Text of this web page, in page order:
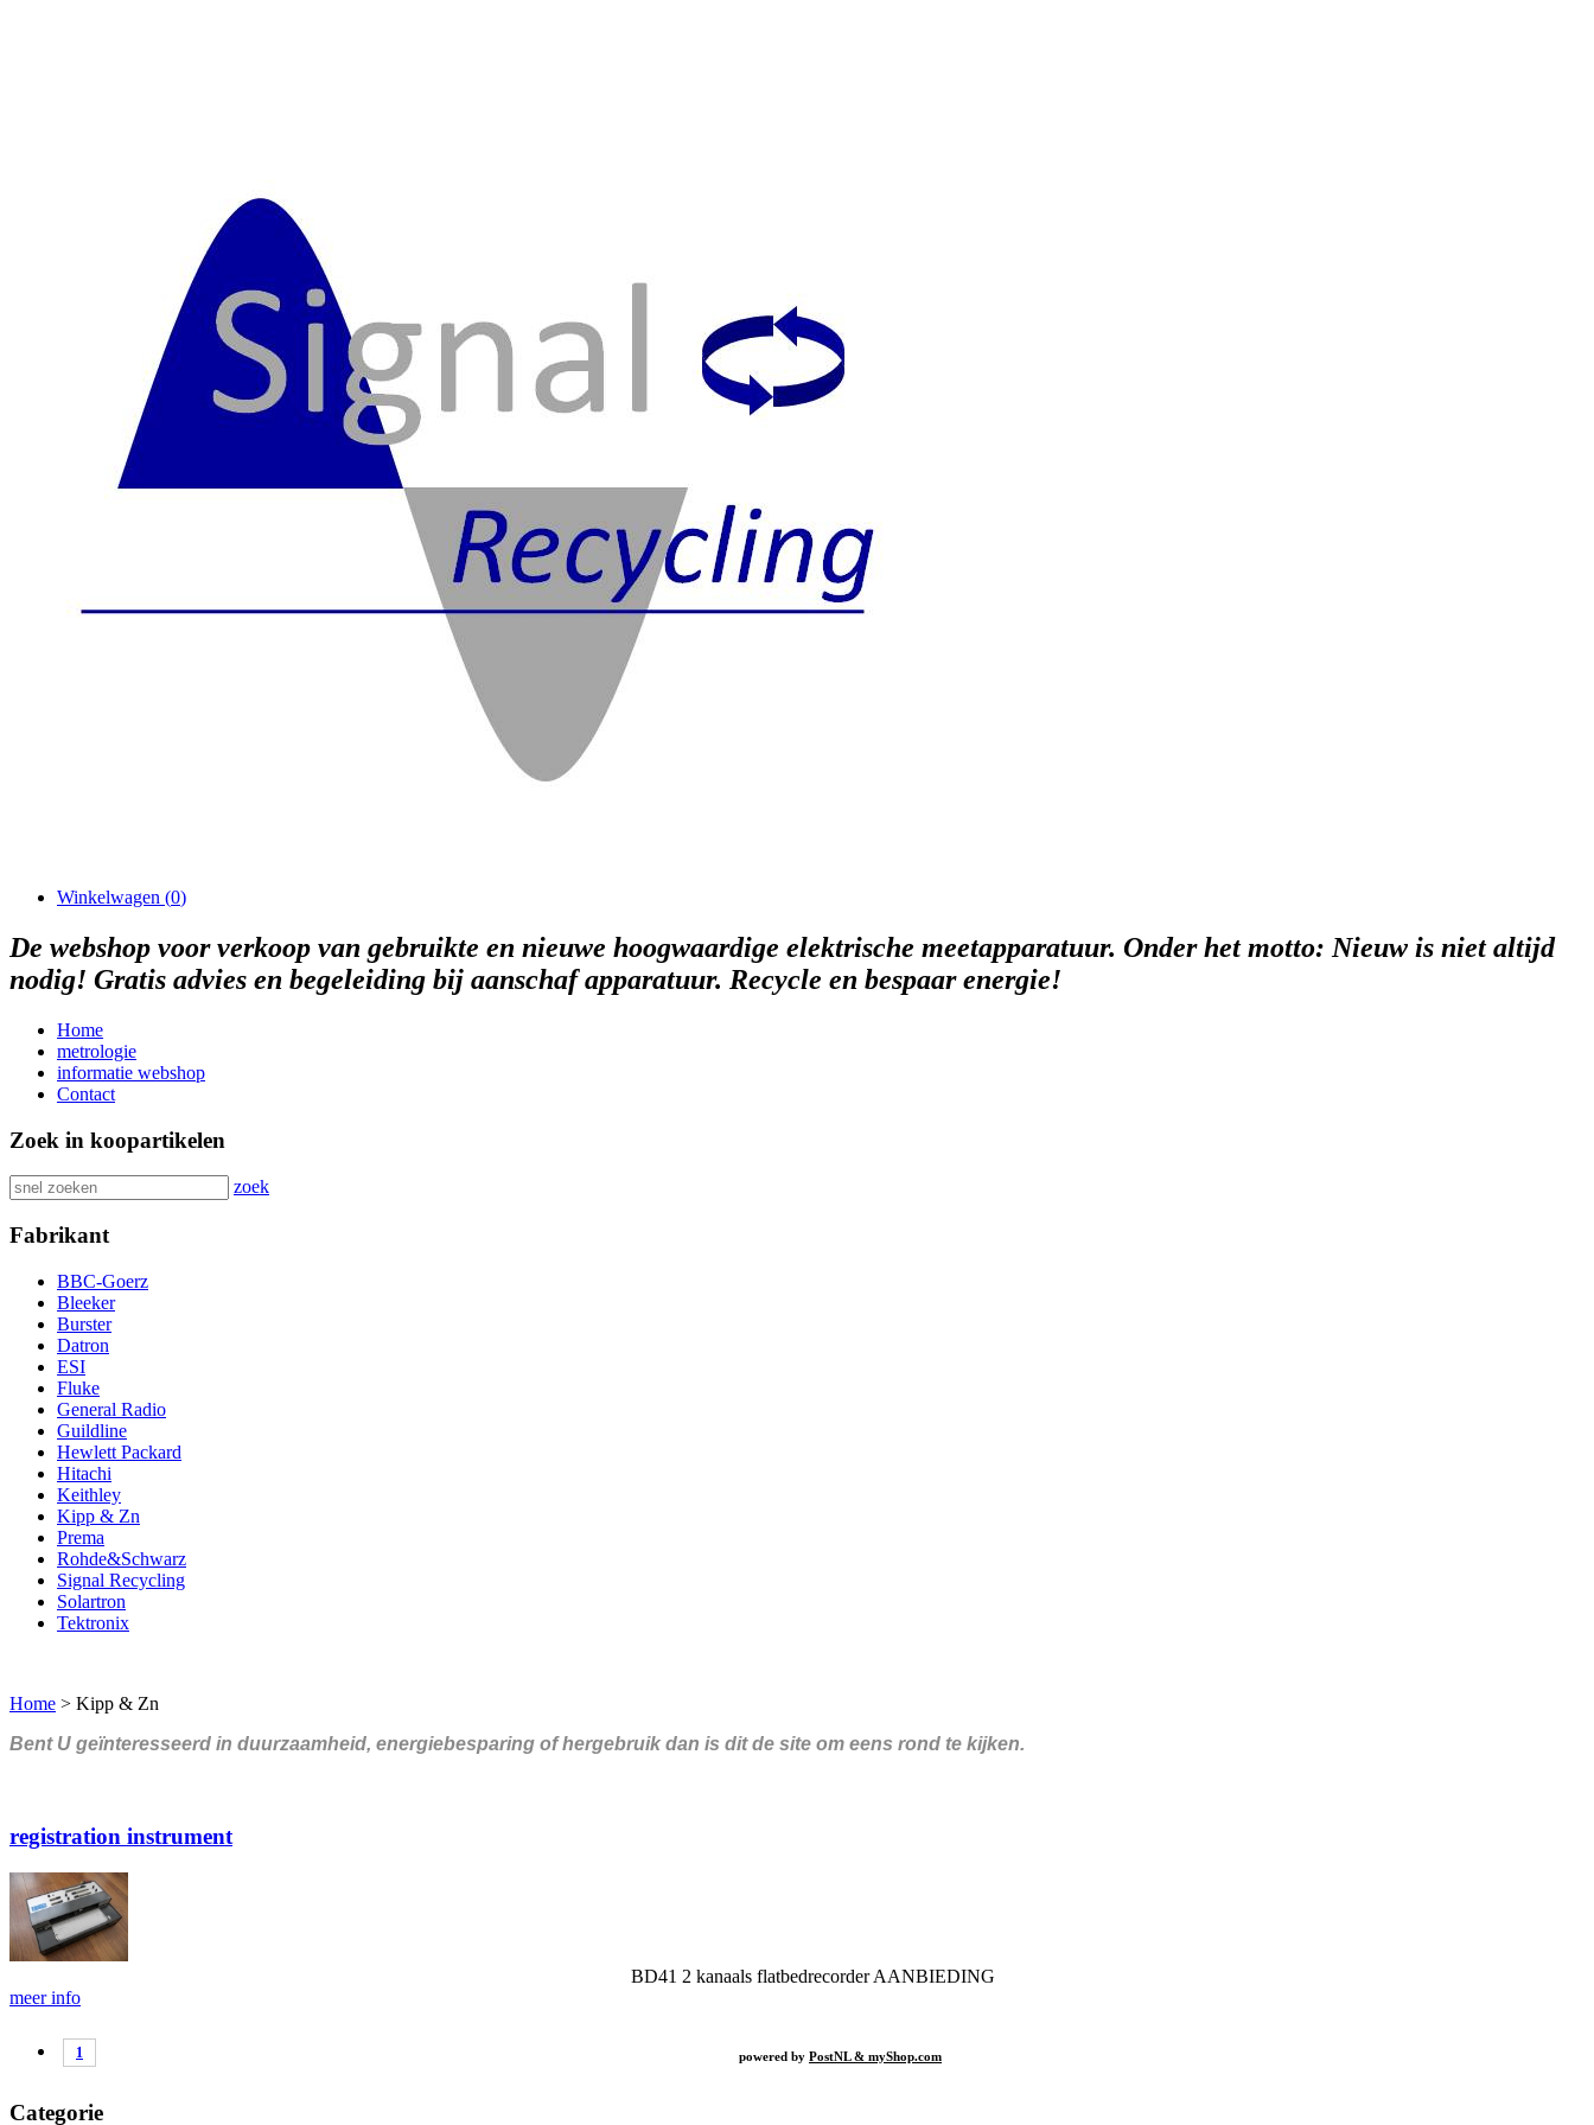
Winkelwagen (0)
De webshop voor verkoop van gebruikte en nieuwe hoogwaardige elektrische meetapparatuur. Onder het motto: Nieuw is niet altijd
nodig! Gratis advies en begeleiding bij aanschaf apparatuur. Recycle en bespaar energie!
Home
metrologie
informatie webshop
Contact
Zoek in koopartikelen
zoek
Fabrikant
BBC-Goerz
Bleeker
Burster
Datron
ESI
Fluke
General Radio
Guildline
Hewlett Packard
Hitachi
Keithley
Kipp & Zn
Prema
Rohde&Schwarz
Signal Recycling
Solartron
Tektronix
Home > Kipp & Zn
Bent U geïnteresseerd in duurzaamheid, energiebesparing of hergebruik dan is dit de site om eens rond te kijken.
registration instrument
BD41 2 kanaals flatbedrecorder AANBIEDING
meer info
1 powered by PostNL & myShop.com
Categorie